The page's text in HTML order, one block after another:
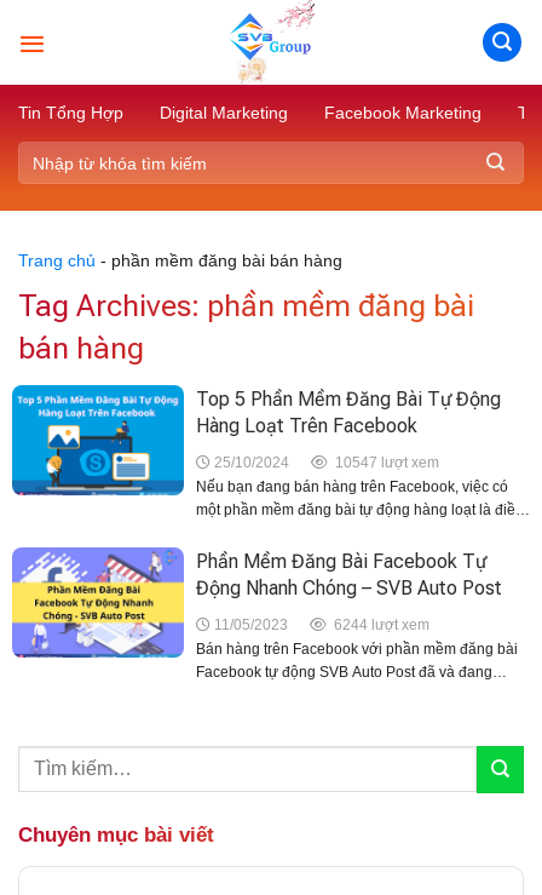
Tin Tổng Hợp Digital Marketing Facebook Marketing
Trang chủ - phần mềm đăng bài bán hàng
Tag Archives: phần mềm đăng bài
bán hàng
Top 5 Phần Mềm Đăng Bài Tự Động
Hàng Loạt Trên Facebook
25/10/2024
10547 lượt xem
Nếu bạn đang bán hàng trên Facebook, việc có
một phần mềm đăng bài tự động hàng loạt là điều
của bạn luôn xuất...
Phần Mềm Đăng Bài Facebook Tự
Động Nhanh Chóng – SVB Auto Post
11/05/2023
6244 lượt xem
Bán hàng trên Facebook với phần mềm đăng bài
Facebook tự động SVB Auto Post đã và đang
Chuyên mục bài viết